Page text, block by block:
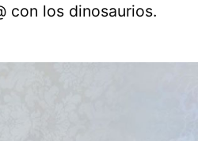
con los dinosaurios.